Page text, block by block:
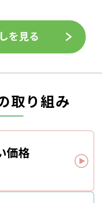
を見る
取り組み
価格